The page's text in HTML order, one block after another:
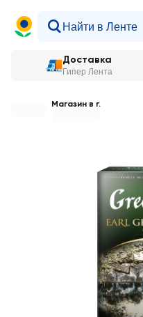
Доставка
Гипер Лента
Магазин в г.